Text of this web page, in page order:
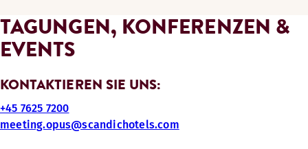
TAGUNGEN, KONFERENZEN &
EVENTS
KONTAKTIEREN SIE UNS:
+45 7625 7200
meeting.opus@scandichotels.com